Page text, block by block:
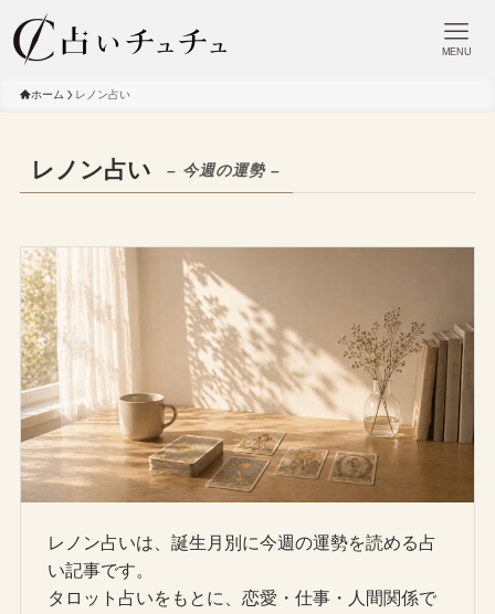
MENU
ホーム レノン占い
レノン占い – 今週の運勢 –
レノン占いは、誕生月別に今週の運勢を読める占
い記事です。
タロット占いをもとに、恋愛・仕事・人間関係で